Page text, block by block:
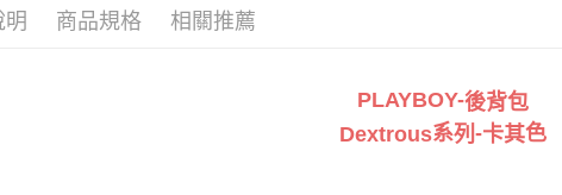
明 商品規格 相關推薦
PLAYBOY-後背包
Dextrous系列 -卡其色